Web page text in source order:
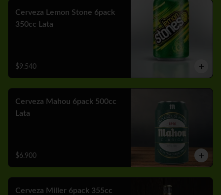
Cerveza Lemon Stone 6pack
350cc Lata
$9.540
Cerveza Mahou 6pack 500cc
Lata
$6.900
Cerveza Miller 6pack 355cc